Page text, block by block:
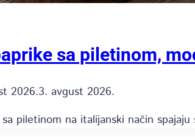
sa piletinom,
2026.3. avgust 2026.
piletinom na italijanski način